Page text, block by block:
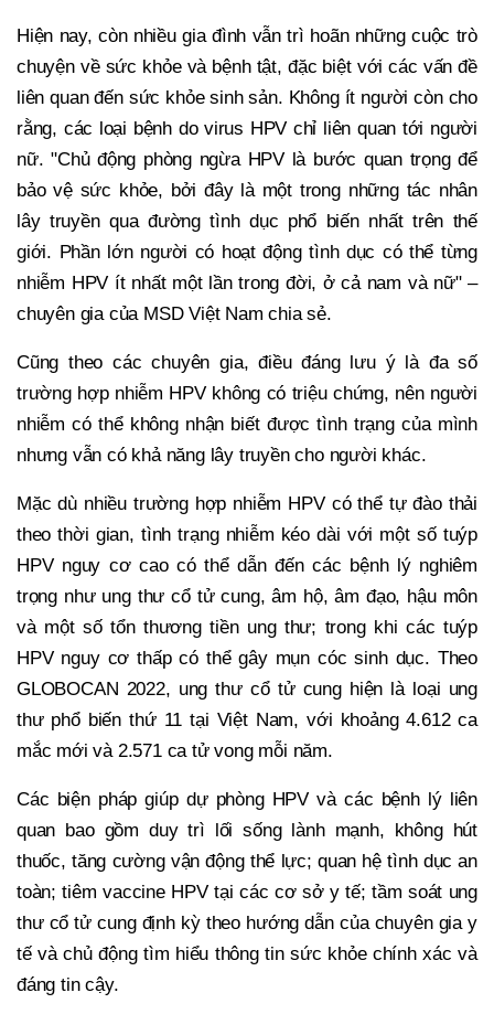
Hiện nay, còn nhiều gia đình vẫn trì hoãn những cuộc trò
chuyện về sức khỏe và bệnh tật, đặc biệt với các vấn đề
liên quan đến sức khỏe sinh sản. Không ít người còn cho
rằng, các loại bệnh do virus HPV chỉ liên quan tới người
nữ. "Chủ động phòng ngừa HPV là bước quan trọng để
bảo vệ sức khỏe, bởi đây là một trong những tác nhân
lây truyền qua đường tình dục phổ biến nhất trên thế
giới. Phần lớn người có hoạt động tình dục có thể từng
nhiễm HPV ít nhất một lần trong đời, ở cả nam và nữ" –
chuyên gia của MSD Việt Nam chia sẻ.
Cũng theo các chuyên gia, điều đáng lưu ý là đa số
trường hợp nhiễm HPV không có triệu chứng, nên người
nhiễm có thể không nhận biết được tình trạng của mình
nhưng vẫn có khả năng lây truyền cho người khác.
Mặc dù nhiều trường hợp nhiễm HPV có thể tự đào thải
theo thời gian, tình trạng nhiễm kéo dài với một số tuýp
HPV nguy cơ cao có thể dẫn đến các bệnh lý nghiêm
trọng như ung thư cổ tử cung, âm hộ, âm đạo, hậu môn
và một số tổn thương tiền ung thư; trong khi các tuýp
HPV nguy cơ thấp có thể gây mụn cóc sinh dục. Theo
GLOBOCAN 2022, ung thư cổ tử cung hiện là loại ung
thư phổ biến thứ 11 tại Việt Nam, với khoảng 4.612 ca
mắc mới và 2.571 ca tử vong mỗi năm.
Các biện pháp giúp dự phòng HPV và các bệnh lý liên
quan bao gồm duy trì lối sống lành mạnh, không hút
thuốc, tăng cường vận động thể lực; quan hệ tình dục an
toàn; tiêm vaccine HPV tại các cơ sở y tế; tầm soát ung
thư cổ tử cung định kỳ theo hướng dẫn của chuyên gia y
tế và chủ động tìm hiểu thông tin sức khỏe chính xác và
đáng tin cậy.